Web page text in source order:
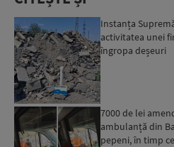
Instanța
activitatea unei
îngropa deșeuri
7000 de lei
ambulanță din
pepeni, în timp